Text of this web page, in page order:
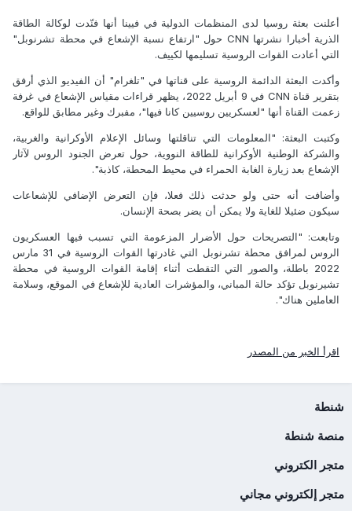
أعلنت بعثة روسيا لدى المنظمات الدولية في فيينا أنها فنّدت لوكالة الطاقة
الذرية أخبارا نشرتها CNN حول "ارتفاع نسبة الإشعاع في محطة تشرنوبل"
التي أعادت القوات الروسية تسليمها لكييف.
وأكدت البعثة الدائمة الروسية على قناتها في "تلغرام" أن الفيديو الذي أرفق
بتقرير قناة CNN في 9 أبريل 2022، يظهر قراءات مقياس الإشعاع في غرفة
زعمت القناة أنها "لعسكريين روسيين كانا فيها"، مفبرك وغير مطابق للواقع.
وكتبت البعثة: "المعلومات التي تناقلتها وسائل الإعلام الأوكرانية والغربية،
والشركة الوطنية الأوكرانية للطاقة النووية، حول تعرض الجنود الروس لآثار
الإشعاع بعد زيارة الغابة الحمراء في محيط المحطة، كاذبة".
وأضافت أنه حتى ولو حدثت ذلك فعلا، فإن التعرض الإضافي للإشعاعات
سيكون ضئيلا للغاية ولا يمكن أن يضر بصحة الإنسان.
وتابعت: "التصريحات حول الأضرار المزعومة التي تسبب فيها العسكريون
الروس لمرافق محطة تشرنوبل التي غادرتها القوات الروسية في 31 مارس
2022 باطلة، والصور التي التقطت أثناء إقامة القوات الروسية في محطة
تشيرنوبل تؤكد حالة المباني، والمؤشرات العادية للإشعاع في الموقع، وسلامة
العاملين هناك".
اقرأ الخبر من المصدر
شنطة
منصة شنطة
متجر الكتروني
متجر إلكتروني مجاني